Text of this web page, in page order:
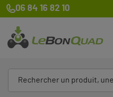
06 84 16 82 10